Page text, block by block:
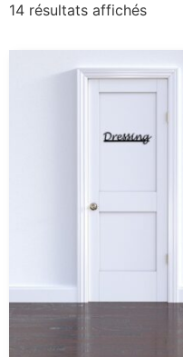
14 résultats affichés